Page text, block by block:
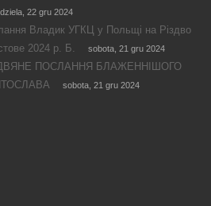
22 gru 2024
Владик УГКЦ у Польщі на Різдво
2024 р. Б.
sobota, 21 gru 2024
ПОСЛАННЯ БЛАЖЕННІШОГО
sobota, 21 gru 2024